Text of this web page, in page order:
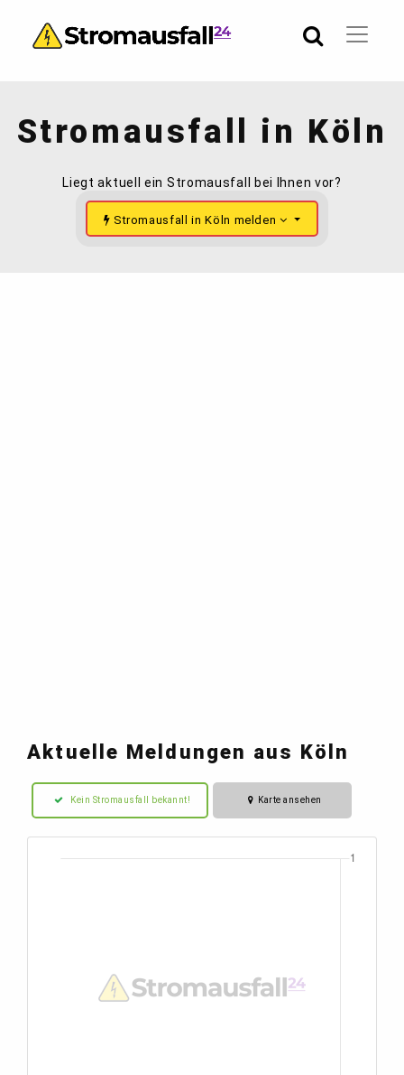
Stromausfall in Köln
Liegt aktuell ein Stromausfall bei Ihnen vor?
Stromausfall in Köln melden
Aktuelle Meldungen aus Köln
Kein Stromausfall bekannt! Karte ansehen